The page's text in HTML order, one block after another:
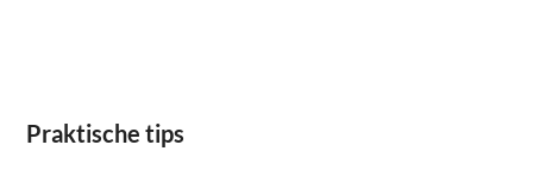
Praktische tips